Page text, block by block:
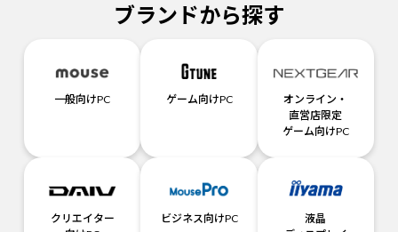
ブランドから探す
一般向けPC ゲーム向けPC
オンライン・
直営店限定
ゲーム向けPC
クリエイター
ビジネス向けPC
液晶